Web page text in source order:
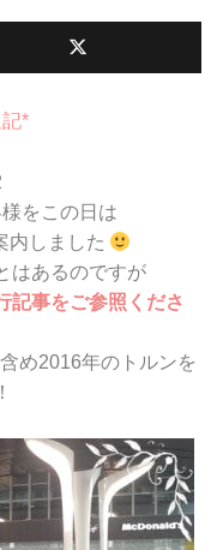
*
をこの日は
内しました
はあるのですが
記事をご参照くださ
め2016年のトルンを